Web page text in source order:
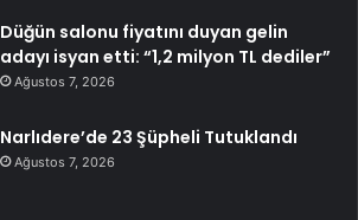
Düğün salonu fiyatını duyan gelin
adayı isyan etti: “1,2 milyon TL dediler”
Ağustos 7, 2026
Narlıdere’de 23 Şüpheli Tutuklandı
Ağustos 7, 2026